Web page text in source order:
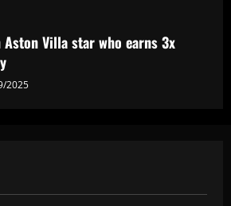
Villa star who earns 3x
2025